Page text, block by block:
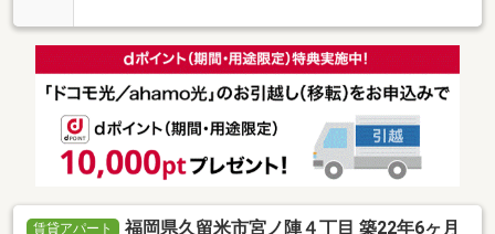
賃貸アパート 福岡県久留米市宮ノ陣４丁目 築22年6ヶ月